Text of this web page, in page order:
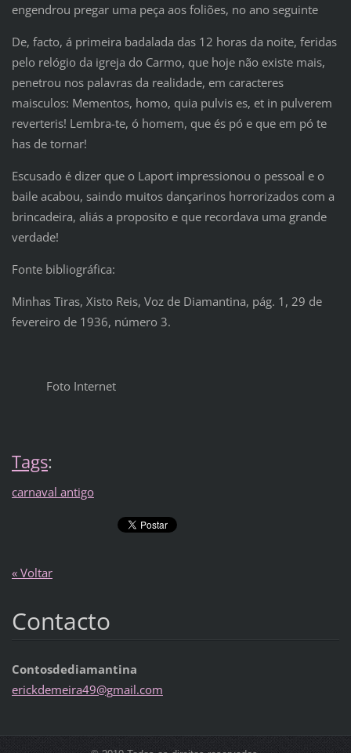
engendrou pregar uma peça aos foliões, no ano seguinte
De, facto, á primeira badalada das 12 horas da noite, feridas
pelo relógio da igreja do Carmo, que hoje não existe mais,
penetrou nos palavras da realidade, em caracteres
maisculos: Mementos, homo, quia pulvis es, et in pulverem
reverteris! Lembra-te, ó homem, que és pó e que em pó te
has de tornar!
Escusado é dizer que o Laport impressionou o pessoal e o
baile acabou, saindo muitos dançarinos horrorizados com a
brincadeira, aliás a proposito e que recordava uma grande
verdade!
Fonte bibliográfica:
Minhas Tiras, Xisto Reis, Voz de Diamantina, pág. 1, 29 de
fevereiro de 1936, número 3.
Foto Internet
Tags:
carnaval antigo
« Voltar
Contacto
Contosdediamantina
erickdemeira49@gmail.com